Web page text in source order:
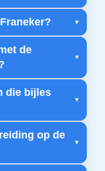
de
die bijles
op de